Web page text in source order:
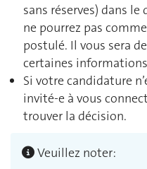
sans réserves) dans
ne pourrez pas
postulé. Il vous sera
certaines informations
Si votre candidature
invité-e à vous
trouver la décision.
Veuillez noter: